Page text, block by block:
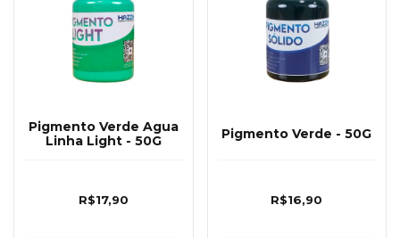
Pigmento Verde Agua
Linha Light - 50G
R$17,90
Pigmento Verde - 50G
R$16,90